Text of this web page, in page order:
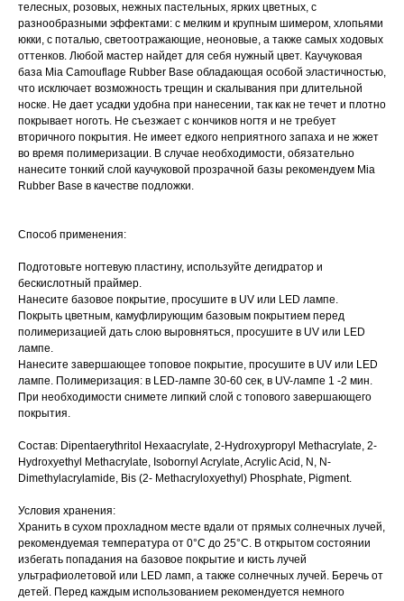
телесных, розовых, нежных пастельных, ярких цветных, с
разнообразными эффектами: с мелким и крупным шимером, хлопьями
юкки, с поталью, светоотражающие, неоновые, а также самых ходовых
оттенков. Любой мастер найдет для себя нужный цвет. Каучуковая
база Mia Camouflage Rubber Base обладающая особой эластичностью,
что исключает возможность трещин и скалывания при длительной
носке. Не дает усадки удобна при нанесении, так как не течет и плотно
покрывает ноготь. Не съезжает с кончиков ногтя и не требует
вторичного покрытия. Не имеет едкого неприятного запаха и не жжет
во время полимеризации. В случае необходимости, обязательно
нанесите тонкий слой каучуковой прозрачной базы рекомендуем Mia
Rubber Base в качестве подложки.
Способ применения:
Подготовьте ногтевую пластину, используйте дегидратор и
бескислотный праймер.
Нанесите базовое покрытие, просушите в UV или LED лампе.
Покрыть цветным, камуфлирующим базовым покрытием перед
полимеризацией дать слою выровняться, просушите в UV или LED
лампе.
Нанесите завершающее топовое покрытие, просушите в UV или LED
лампе. Полимеризация: в LED-лампе 30-60 сек, в UV-лампе 1 -2 мин.
При необходимости снимете липкий слой с топового завершающего
покрытия.
Состав: Dipentaerythritol Hexaacrylate, 2-Hydroxypropyl Methacrylate, 2-
Hydroxyethyl Methacrylate, Isobornyl Acrylate, Acrylic Acid, N, N-
Dimethylacrylamide, Bis (2- Methacryloxyethyl) Phosphate, Pigment.
Условия хранения:
Хранить в сухом прохладном месте вдали от прямых солнечных лучей,
рекомендуемая температура от 0°С до 25°С. В открытом состоянии
избегать попадания на базовое покрытие и кисть лучей
ультрафиолетовой или LED ламп, а также солнечных лучей. Беречь от
детей. Перед каждым использованием рекомендуется немного